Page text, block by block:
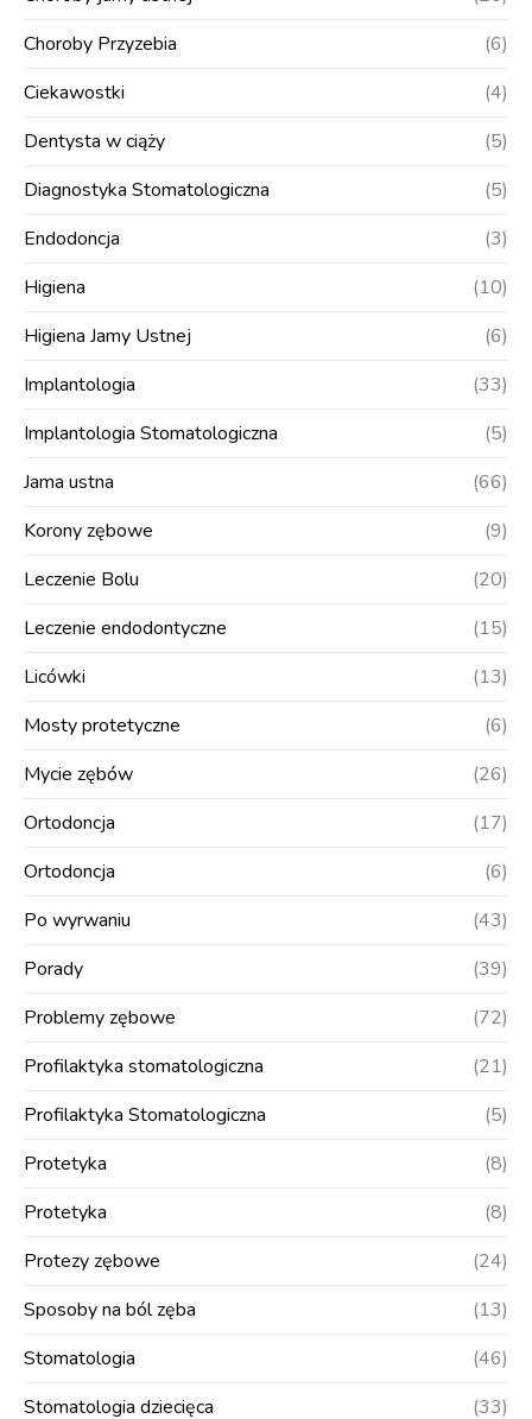
Choroby Przyzebia
(6)
Ciekawostki
(4)
Dentysta w ciąży
(5)
Diagnostyka Stomatologiczna
(5)
Endodoncja
(3)
Higiena
(10)
Higiena Jamy Ustnej
(6)
Implantologia
(33)
Implantologia Stomatologiczna
(5)
Jama ustna
(66)
Korony zębowe
(9)
Leczenie Bolu
(20)
Leczenie endodontyczne
(15)
Licówki
(13)
Mosty protetyczne
(6)
Mycie zębów
(26)
Ortodoncja
(17)
Ortodoncja
(6)
Po wyrwaniu
(43)
Porady
(39)
Problemy zębowe
(72)
Profilaktyka stomatologiczna
(21)
Profilaktyka Stomatologiczna
(5)
Protetyka
(8)
Protetyka
(8)
Protezy zębowe
(24)
Sposoby na ból zęba
(13)
Stomatologia
(46)
Stomatologia dziecięca
(33)